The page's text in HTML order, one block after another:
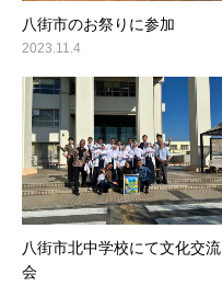
八街市のお祭りに参加
2023.11.4
八街市北中学校にて文化交流
会